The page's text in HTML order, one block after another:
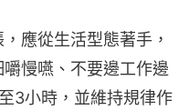
應從生活型態著手，
慢嚥、不要邊工作邊
3小時，並維持規律作